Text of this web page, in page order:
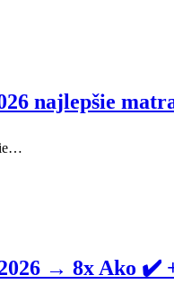
najlepšie
→ 8x Ako ✔️